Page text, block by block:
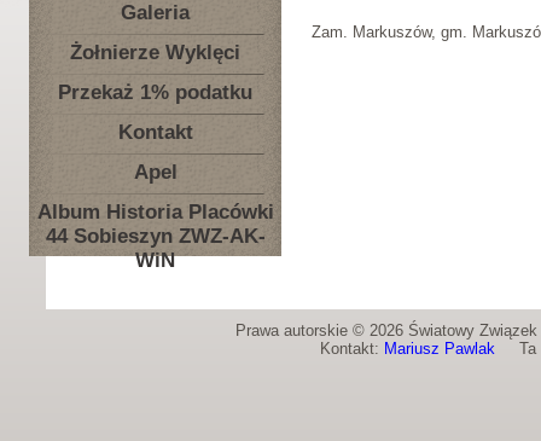
Galeria
Żołnierze Wyklęci
Przekaż 1% podatku
Kontakt
Apel
Album Historia Placówki
44 Sobieszyn ZWZ-AK-
WiN
Zam. Markuszów, gm.
Prawa autorskie © 2026 Światowy
Kontakt: Mariusz PawlakTa